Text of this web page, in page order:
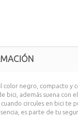
negro, compacto y
bici, además suena con el
circules en bici te
es parte de tu